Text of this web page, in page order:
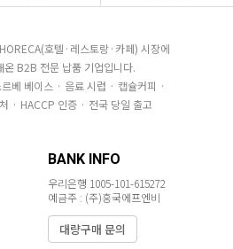
호텔·레스토랑·카페) 시장에
온 B2B 전문 납품 기업입니다.
베 베이스 · 음료 시럽 · 캡슐커피 ·
· HACCP 인증 · 전국 당일 출고
BANK INFO
우리은행 1005-101-615272
예금주 : (주)흥국에프엔비
대량구매 문의